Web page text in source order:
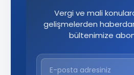
Vergi ve mali
gelişmelerden
bültenimize